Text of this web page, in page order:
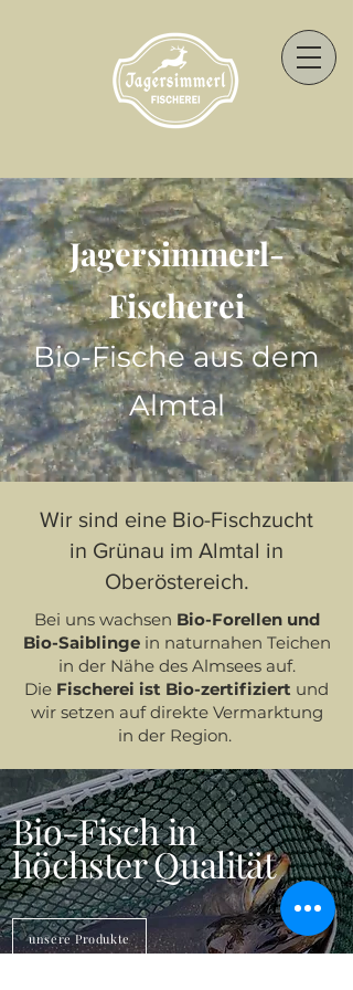
Jagersimmerl-
Fischerei
Bio-Fische aus dem
Almtal
Wir sind eine Bio-Fischzucht
in Grünau im Almtal in
Oberöstereich.
Bei uns wachsen Bio-Forellen und
Bio-Saiblingein naturnahen Teichen
in der Nähe des Almsees auf.
Die Fischerei ist Bio-zertifiziert und
wir setzen auf direkte Vermarktung
in der Region.
Bio-Fisch in
höchster Qualität
unsere Produkte